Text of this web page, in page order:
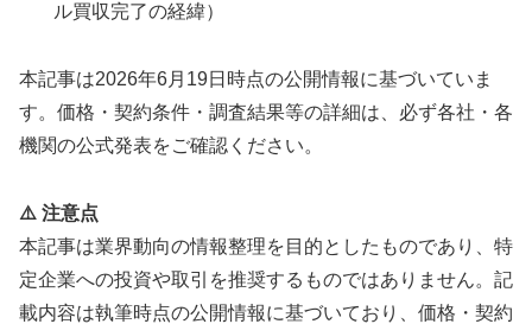
ル買収完了の経緯）
本記事は2026年6月19日時点の公開情報に基づいていま
す。価格・契約条件・調査結果等の詳細は、必ず各社・各
機関の公式発表をご確認ください。
⚠️ 注意点
本記事は業界動向の情報整理を目的としたものであり、特
定企業への投資や取引を推奨するものではありません。記
載内容は執筆時点の公開情報に基づいており、価格・契約